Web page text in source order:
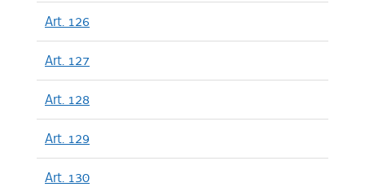
Art. 126
Art. 127
Art. 128
Art. 129
Art. 130